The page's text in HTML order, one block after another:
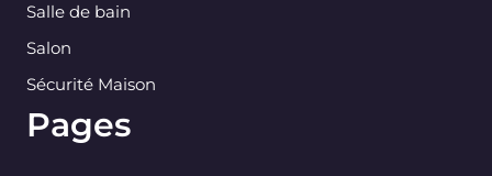
Salle de bain
Salon
Sécurité Maison
Pages